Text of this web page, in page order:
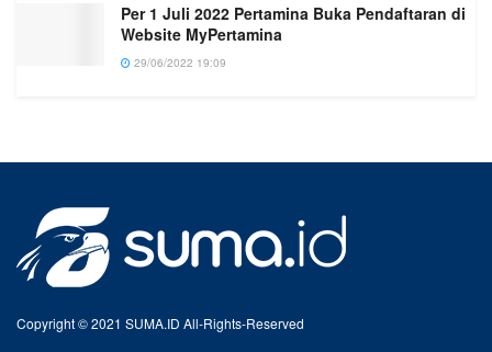
Per 1 Juli 2022 Pertamina Buka Pendaftaran di
Website MyPertamina
29/06/2022 19:09
Copyright © 2021 SUMA.ID All-Rights-Reserved